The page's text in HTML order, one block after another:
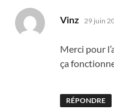
Vinz dit :
29 juin
Merci pour
ça
RÉPONDRE